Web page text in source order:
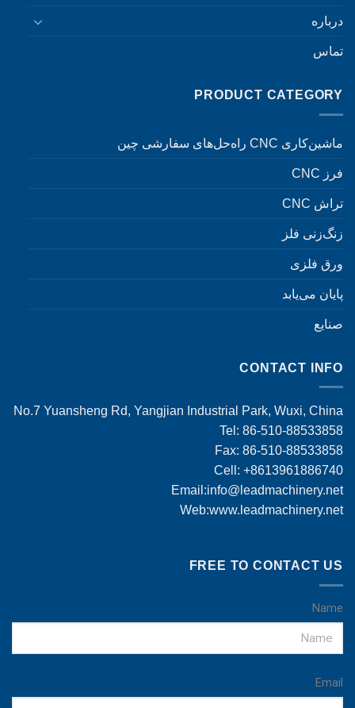
درباره
تماس
PRODUCT CATEGORY
ماشین‌کاری CNC راه‌حل‌های سفارشی چین
فرز CNC
تراش CNC
زنگ‌زنی فلز
ورق فلزی
پایان می‌یابد
صنایع
CONTACT INFO
No.7 Yuansheng Rd, Yangjian Industrial Park, Wuxi, China
Tel: 86-510-88533858
Fax: 86-510-88533858
Cell: +8613961886740
Email:info@leadmachinery.net
Web:www.leadmachinery.net
FREE TO CONTACT US
Name
Email